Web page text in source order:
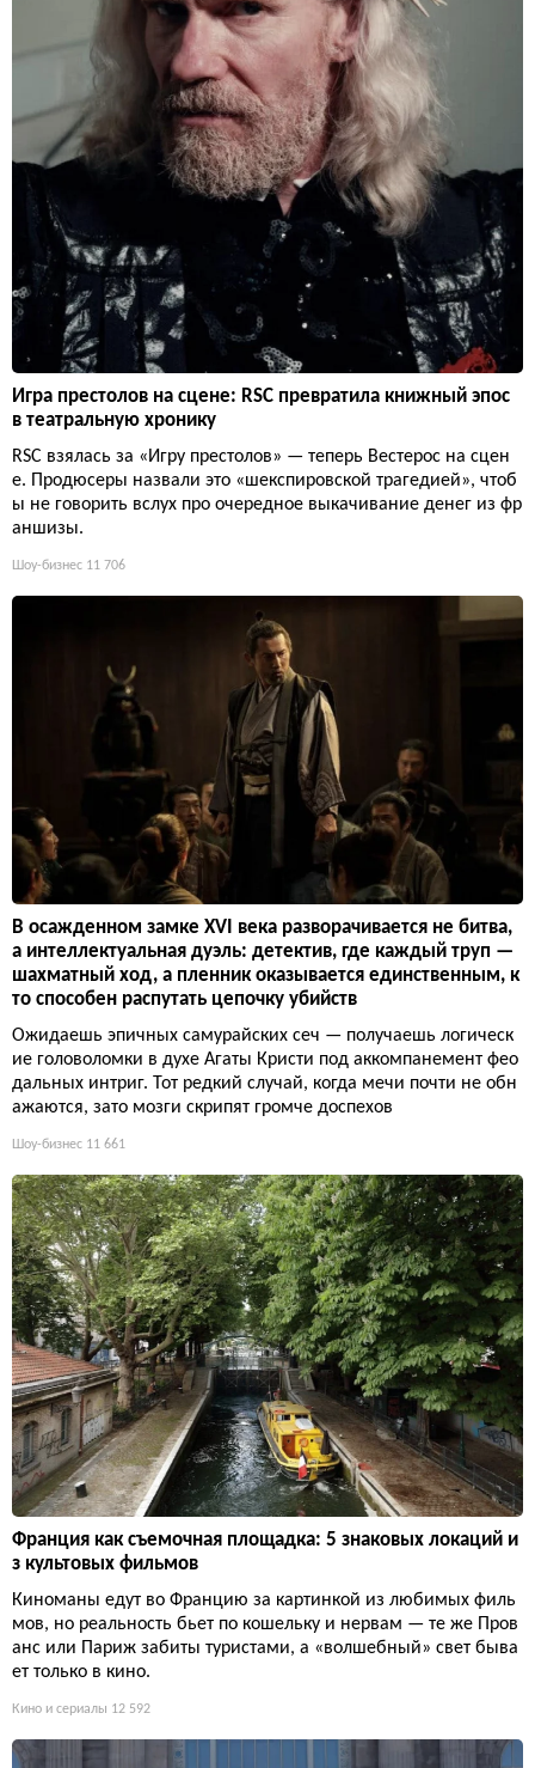
Игра престолов на сцене: RSC превратила книжный эпос
в театральную хронику
RSC взялась за «Игру престолов» — теперь Вестерос на сцен
е. Продюсеры назвали это «шекспировской трагедией», чтоб
ы не говорить вслух про очередное выкачивание денег из фр
аншизы.
Шоу-бизнес 11 706
В осажденном замке XVI века разворачивается не битва,
а интеллектуальная дуэль: детектив, где каждый труп —
шахматный ход, а пленник оказывается единственным, к
то способен распутать цепочку убийств
Ожидаешь эпичных самурайских сеч — получаешь логическ
ие головоломки в духе Агаты Кристи под аккомпанемент фео
дальных интриг. Тот редкий случай, когда мечи почти не обн
ажаются, зато мозги скрипят громче доспехов
Шоу-бизнес 11 661
Франция как съемочная площадка: 5 знаковых локаций и
з культовых фильмов
Киноманы едут во Францию за картинкой из любимых филь
мов, но реальность бьет по кошельку и нервам — те же Пров
анс или Париж забиты туристами, а «волшебный» свет быва
ет только в кино.
Кино и сериалы 12 592